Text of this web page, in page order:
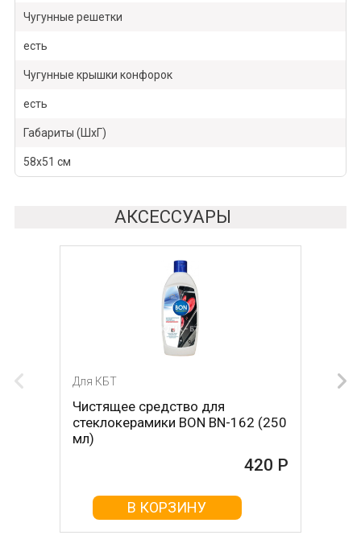
Чугунные решетки
есть
Чугунные крышки конфорок
есть
Габариты (ШхГ)
58x51 см
АКСЕССУАРЫ
Для КБТ
Чистящее средство для
стеклокерамики BON BN-162 (250
мл)
420 Р
В КОРЗИНУ
Для КБТ
Скребок для ухода за
стеклокерамикой BON BN-603
В КОРЗИНУ